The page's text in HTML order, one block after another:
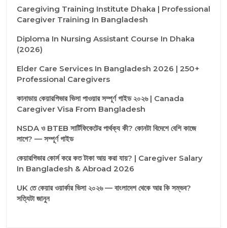
Caregiving Training Institute Dhaka | Professional
Caregiver Training In Bangladesh
Diploma In Nursing Assistant Course In Dhaka
(2026)
Elder Care Services In Bangladesh 2026 | 250+
Professional Caregivers
কানাডায় কেয়ারগিভার ভিসা পাওয়ার সম্পূর্ণ গাইড ২০২৬ | Canada
Caregiver Visa From Bangladesh
NSDA ও BTEB সার্টিফিকেটের পার্থক্য কী? কোনটা বিদেশে বেশি কাজে
লাগে? — সম্পূর্ণ গাইড
কেয়ারগিভার কোর্স করে কত টাকা আয় করা যায়? | Caregiver Salary
In Bangladesh & Abroad 2026
UK তে কেয়ার ওয়ার্কার ভিসা ২০২৬ — বাংলাদেশ থেকে আর কি সম্ভব?
সত্যিটা জানুন